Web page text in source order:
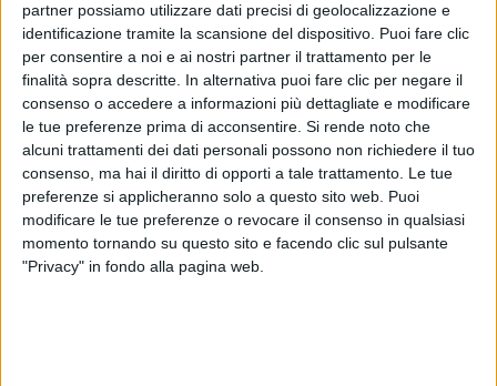
partner possiamo utilizzare dati precisi di geolocalizzazione e
identificazione tramite la scansione del dispositivo. Puoi fare clic
per consentire a noi e ai nostri partner il trattamento per le
finalità sopra descritte. In alternativa puoi fare clic per negare il
consenso o accedere a informazioni più dettagliate e modificare
le tue preferenze prima di acconsentire. Si rende noto che
alcuni trattamenti dei dati personali possono non richiedere il tuo
consenso, ma hai il diritto di opporti a tale trattamento. Le tue
preferenze si applicheranno solo a questo sito web. Puoi
modificare le tue preferenze o revocare il consenso in qualsiasi
momento tornando su questo sito e facendo clic sul pulsante
"Privacy" in fondo alla pagina web.
Dal Mit in arrivo le risorse per
il completamento di 12
interporti
POLITICA 29 NOVEMBRE 2023